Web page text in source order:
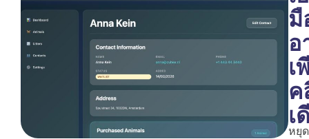
มื
อ
เ
ค
เ
หยุด